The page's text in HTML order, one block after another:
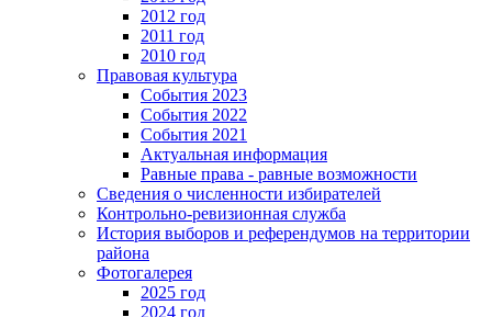
2012 год
2011 год
2010 год
Правовая культура
События 2023
События 2022
События 2021
Актуальная информация
Равные права - равные возможности
Сведения о численности избирателей
Контрольно-ревизионная служба
История выборов и референдумов на территории
района
Фотогалерея
2025 год
2024 год